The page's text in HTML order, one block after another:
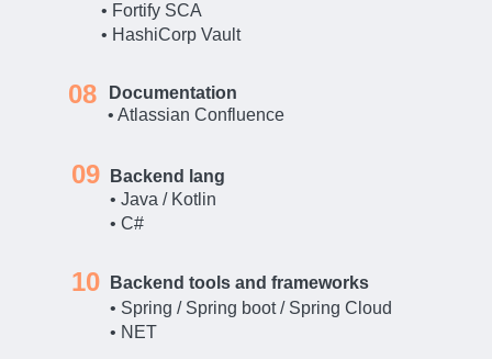
Backend lang
09
• Java / Kotlin
• C#
Backend tools and frameworks
10
• Spring / Spring boot / Spring Cloud
• NET
• Fortify SCA
• HashiCorp Vault
• Atlassian Confluence
Documentation
08